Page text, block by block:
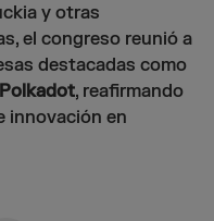
y otras
el congreso reunió a
destacadas como
, reafirmando
innovación en